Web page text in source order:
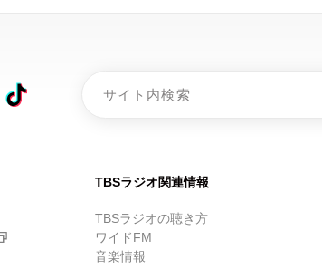
TBSラジオ関連情報
TBSラジオの聴き方
ワイドFM
音楽情報